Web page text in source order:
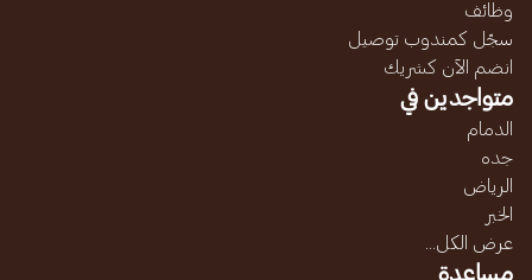
وظائف
سجّل كمندوب توصيل
انضم الآن كشريك
متواجدين في
الدمام
جده
الرياض
الخبر
عرض الكل...
مساعدة